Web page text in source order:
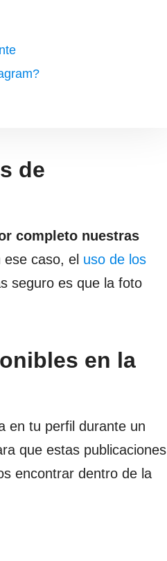
de
completo nuestras
caso, el uso de los
seguro es que la foto
en la
en tu perfil durante un
que estas publicaciones
encontrar dentro de la